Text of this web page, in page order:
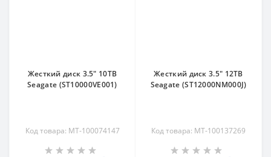
Жесткий диск 3.5" 10TB
Seagate (ST10000VE001)
Код товара: MT-100074147
Жесткий диск 3.5" 12TB
Seagate (ST12000NM000J)
Код товара: MT-100137269